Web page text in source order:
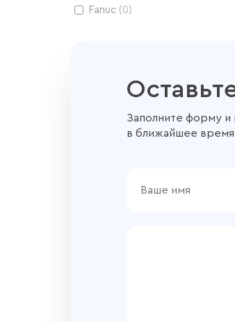
Fanuc ( 0 )
Заполните форму
в ближайшее